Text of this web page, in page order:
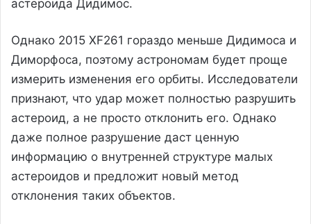
астероида Дидимос.
Однако 2015 XF261 гораздо меньше Дидимоса и
Диморфоса, поэтому астрономам будет проще
измерить изменения его орбиты. Исследователи
признают, что удар может полностью разрушить
астероид, а не просто отклонить его. Однако
даже полное разрушение даст ценную
информацию о внутренней структуре малых
астероидов и предложит новый метод
отклонения таких объектов.